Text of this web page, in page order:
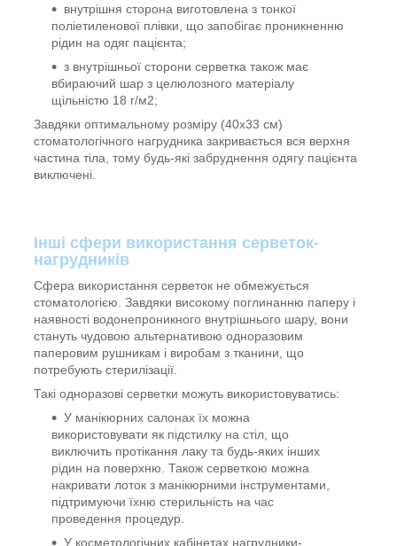
внутрішня сторона виготовлена з тонкої
поліетиленової плівки, що запобігає проникненню
рідин на одяг пацієнта;
з внутрішньої сторони серветка також має
вбираючий шар з целюлозного матеріалу
щільністю 18 г/м2;
Завдяки оптимальному розміру (40х33 см)
стоматологічного нагрудника закривається вся верхня
частина тіла, тому будь-які забруднення одягу пацієнта
виключені.
Інші сфери використання серветок-
нагрудників
Сфера використання серветок не обмежується
стоматологією. Завдяки високому поглинанню паперу і
наявності водонепроникного внутрішнього шару, вони
стануть чудовою альтернативою одноразовим
паперовим рушникам і виробам з тканини, що
потребують стерилізації.
Такі одноразові серветки можуть використовуватись:
У манікюрних салонах їх можна
використовувати як підстилку на стіл, що
виключить протікання лаку та будь-яких інших
рідин на поверхню. Також серветкою можна
накривати лоток з манікюрними інструментами,
підтримуючи їхню стерильність на час
проведення процедур.
У косметологічних кабінетах нагрудники-